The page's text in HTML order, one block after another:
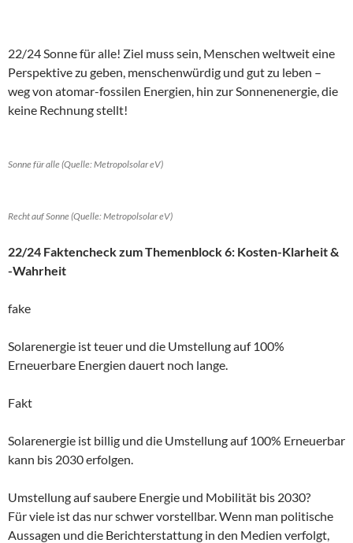
22/24 Sonne für alle! Ziel muss sein, Menschen weltweit eine
Perspektive zu geben, menschenwürdig und gut zu leben –
weg von atomar-fossilen Energien, hin zur Sonnenenergie, die
keine Rechnung stellt!
Sonne für alle (Quelle: Metropolsolar eV)
Recht auf Sonne (Quelle: Metropolsolar eV)
22/24 Faktencheck zum Themenblock 6: Kosten-Klarheit &
-Wahrheit
fake
Solarenergie ist teuer und die Umstellung auf 100%
Erneuerbare Energien dauert noch lange.
Fakt
Solarenergie ist billig und die Umstellung auf 100% Erneuerbar
kann bis 2030 erfolgen.
Umstellung auf saubere Energie und Mobilität bis 2030?
Für viele ist das nur schwer vorstellbar. Wenn man politische
Aussagen und die Berichterstattung in den Medien verfolgt,